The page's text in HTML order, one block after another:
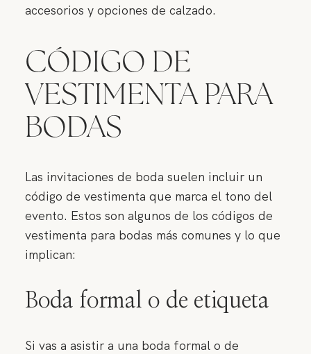
accesorios y opciones de calzado.
CÓDIGO DE
VESTIMENTA PARA
BODAS
Las invitaciones de boda suelen incluir un
código de vestimenta que marca el tono del
evento. Estos son algunos de los códigos de
vestimenta para bodas más comunes y lo que
implican:
Boda formal o de etiqueta
Si vas a asistir a una boda formal o de